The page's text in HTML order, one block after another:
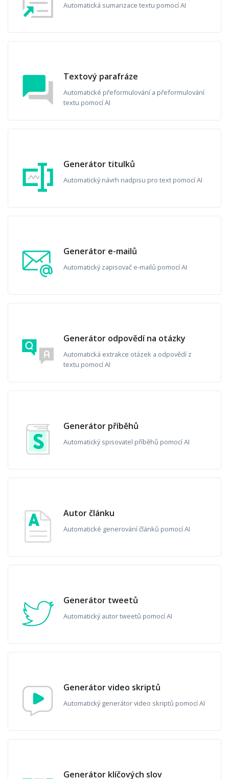
Automatická sumarizace textu pomocí AI
Textový parafráze
Automatické přeformulování a přeformulování
textu pomocí AI
Generátor titulků
Automatický návrh nadpisu pro text pomocí AI
Generátor e-mailů
Automatický zapisovač e-mailů pomocí AI
Generátor odpovědí na otázky
Automatická extrakce otázek a odpovědí z
textu pomocí AI
Generátor příběhů
Automatický spisovatel příběhů pomocí AI
Autor článku
Automatické generování článků pomocí AI
Generátor tweetů
Automatický autor tweetů pomocí AI
Generátor video skriptů
Automatický generátor video skriptů pomocí AI
Generátor klíčových slov